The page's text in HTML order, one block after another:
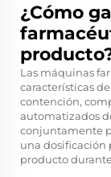
¿Cómo
Las máquinas
características
contención,
automatizados
conjuntamente
una dosificación
producto